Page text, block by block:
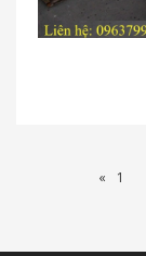
« 1